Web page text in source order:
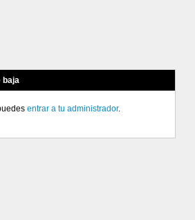
baja
entrar a tu administrador.